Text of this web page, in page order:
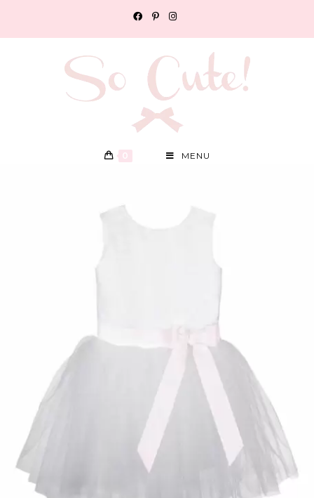
0 MENU